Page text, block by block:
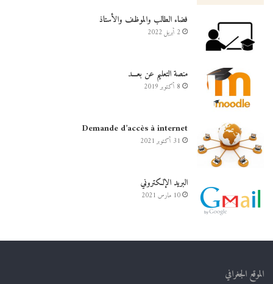
فضاء الطالب والموظف والأستاذ
2 أبريل 2022
منصة التعليم عن بعـــد
8 أكتوبر 2019
Demande d’accès à internet
31 أكتوبر 2021
البريد الإلكتروني
10 مارس 2021
الموقع الجغرافي